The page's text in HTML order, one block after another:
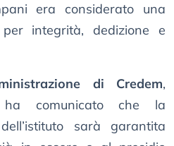
era considerato una
integrità, dedizione e
di Credem,
ha comunicato che la
sarà garantita